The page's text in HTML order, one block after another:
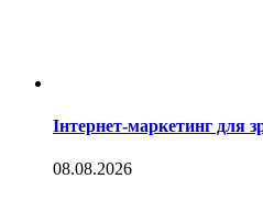
Інтернет-маркетинг для
08.08.2026